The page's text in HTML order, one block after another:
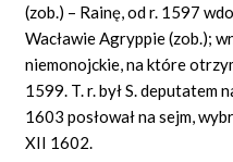
(zob.) – Rainę, od r. 1597
Wacławie Agryppie (zob.);
niemonojckie, na które
1599. T. r. był S. deputatem
1603 posłował na sejm,
XII 1602.